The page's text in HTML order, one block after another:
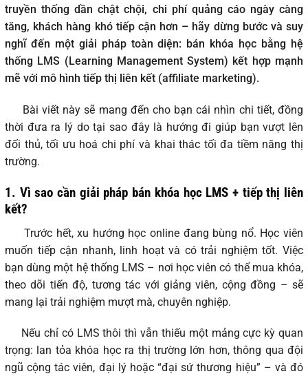
truyền thống dần chật chội, chi phí quảng cáo ngày càng
tăng, khách hàng khó tiếp cận hơn – hãy dừng bước và suy
nghĩ đến một giải pháp toàn diện: bán khóa học bằng hệ
thống LMS (Learning Management System) kết hợp mạnh
mẽ với mô hình tiếp thị liên kết (affiliate marketing).
Bài viết này sẽ mang đến cho bạn cái nhìn chi tiết, đồng
thời đưa ra lý do tại sao đây là hướng đi giúp bạn vượt lên
đối thủ, tối ưu hoá chi phí và khai thác tối đa tiềm năng thị
trường.
1. Vì sao cần giải pháp bán khóa học LMS + tiếp thị liên
kết?
Trước hết, xu hướng học online đang bùng nổ. Học viên
muốn tiếp cận nhanh, linh hoạt và có trải nghiệm tốt. Việc
bạn dùng một hệ thống LMS – nơi học viên có thể mua khóa,
theo dõi tiến độ, tương tác với giảng viên, cộng đồng – sẽ
mang lại trải nghiệm mượt mà, chuyên nghiệp.
Nếu chỉ có LMS thôi thì vẫn thiếu một mảng cực kỳ quan
trọng: lan tỏa khóa học ra thị trường lớn hơn, thông qua đội
ngũ cộng tác viên, đại lý hoặc “đại sứ thương hiệu” – và đó